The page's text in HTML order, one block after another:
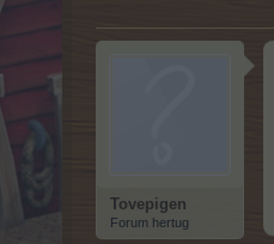
Tovepigen
Forum hertug